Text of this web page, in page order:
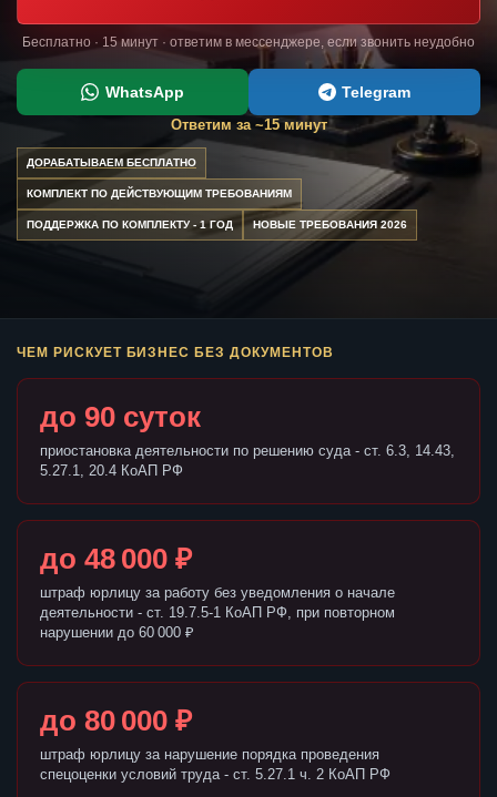
Бесплатно · 15 минут · ответим в мессенджере, если звонить неудобно
WhatsApp Telegram
Ответим за ~15 минут
ДОРАБАТЫВАЕМ БЕСПЛАТНО
КОМПЛЕКТ ПО ДЕЙСТВУЮЩИМ ТРЕБОВАНИЯМ
ПОДДЕРЖКА ПО КОМПЛЕКТУ - 1 ГОД НОВЫЕ ТРЕБОВАНИЯ 2026
ЧЕМ РИСКУЕТ БИЗНЕС БЕЗ ДОКУМЕНТОВ
до 90 суток
приостановка деятельности по решению суда - ст. 6.3, 14.43,
5.27.1, 20.4 КоАП РФ
до 48 000 ₽
штраф юрлицу за работу без уведомления о начале
деятельности - ст. 19.7.5-1 КоАП РФ, при повторном
нарушении до 60 000 ₽
до 80 000 ₽
штраф юрлицу за нарушение порядка проведения
спецоценки условий труда - ст. 5.27.1 ч. 2 КоАП РФ